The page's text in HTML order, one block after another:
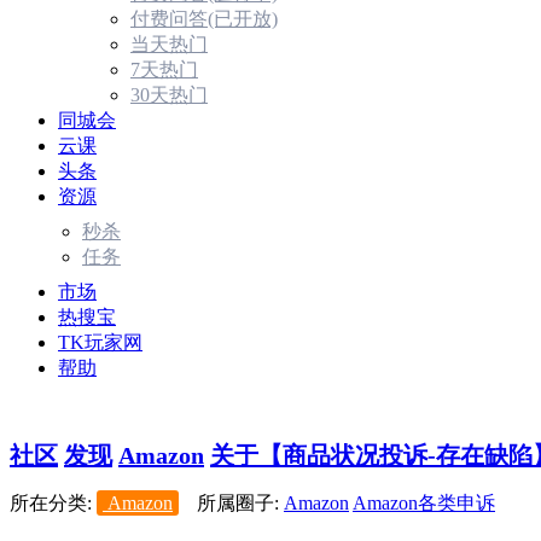
付费问答(已开放)
当天热门
7天热门
30天热门
同城会
云课
头条
资源
秒杀
任务
市场
热搜宝
TK玩家网
帮助
社区 发现 Amazon 关于【商品状况投诉-存在缺陷
所在分类: Amazon 所属圈子: AmazonAmazon各类申诉